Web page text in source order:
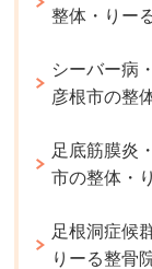
整体・りー
シーバー病
彦根市の整
足底筋膜炎
市の整体・
足根洞症候
りーる整骨